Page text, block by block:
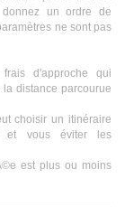
un ordre de
ne sont pas
d'approche qui
distance parcourue
choisir un itinéraire
et vous éviter les
est plus ou moins